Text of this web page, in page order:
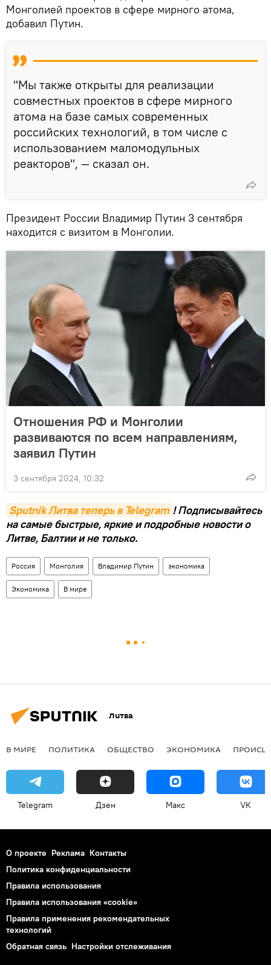
Монголией проектов в сфере мирного атома,
добавил Путин.
"Мы также открыты для реализации
совместных проектов в сфере мирного
атома на базе самых современных
российских технологий, в том числе с
использованием маломодульных
реакторов", — сказал он.
Президент России Владимир Путин 3 сентября
находится с визитом в Монголии.
Отношения РФ и Монголии
развиваются по всем направлениям,
заявил Путин
3 сентября 2024, 10:32
Sputnik Литва теперь в Telegram ! Подписывайтесь
на самые быстрые, яркие и подробные новости о
Литве, Балтии и не только.
Россия Монголия Владимир Путин экономика
Экономика В мире
Литва
В МИРЕ ПОЛИТИКА ОБЩЕСТВО ЭКОНОМИКА
Telegram Дзен Макс VK
О проекте Реклама Контакты
Политика конфиденциальности
Правила использования
Правила использования «cookie»
Правила применения рекомендательных
технологий
Обратная связь Настройки отслеживания